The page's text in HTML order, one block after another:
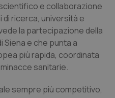
e collaborazione
ricerca, università e
la partecipazione della
Siena e che punta a
più rapida, coordinata
sanitarie.
sempre più competitivo,